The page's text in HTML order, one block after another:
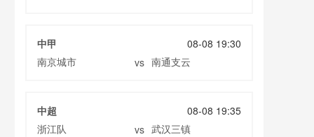
中甲
08-08 19:30
南京城市
vs 南通支云
中超
08-08 19:35
浙江队
vs 武汉三镇